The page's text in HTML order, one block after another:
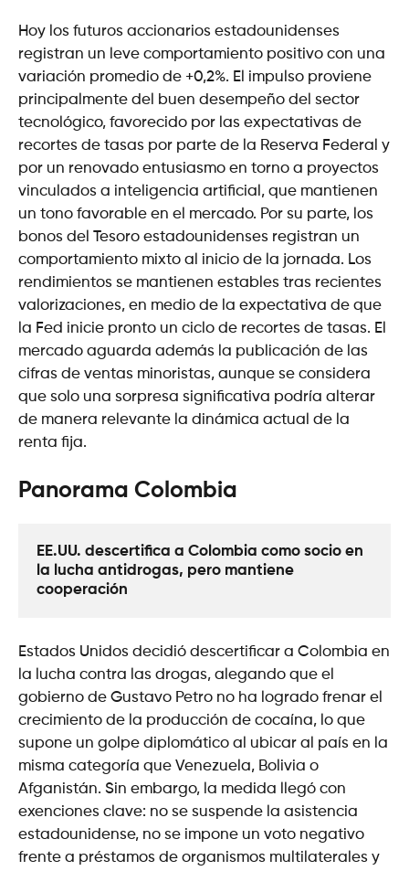
Hoy los futuros accionarios estadounidenses
registran un leve comportamiento positivo con una
variación promedio de +0,2%. El impulso proviene
principalmente del buen desempeño del sector
tecnológico, favorecido por las expectativas de
recortes de tasas por parte de la Reserva Federal y
por un renovado entusiasmo en torno a proyectos
vinculados a inteligencia artificial, que mantienen
un tono favorable en el mercado. Por su parte, los
bonos del Tesoro estadounidenses registran un
comportamiento mixto al inicio de la jornada. Los
rendimientos se mantienen estables tras recientes
valorizaciones, en medio de la expectativa de que
la Fed inicie pronto un ciclo de recortes de tasas. El
mercado aguarda además la publicación de las
cifras de ventas minoristas, aunque se considera
que solo una sorpresa significativa podría alterar
de manera relevante la dinámica actual de la
renta fija.
Panorama Colombia
EE.UU. descertifica a Colombia como socio en
la lucha antidrogas, pero mantiene
cooperación
Estados Unidos decidió descertificar a Colombia en
la lucha contra las drogas, alegando que el
gobierno de Gustavo Petro no ha logrado frenar el
crecimiento de la producción de cocaína, lo que
supone un golpe diplomático al ubicar al país en la
misma categoría que Venezuela, Bolivia o
Afganistán. Sin embargo, la medida llegó con
exenciones clave: no se suspende la asistencia
estadounidense, no se impone un voto negativo
frente a préstamos de organismos multilaterales y